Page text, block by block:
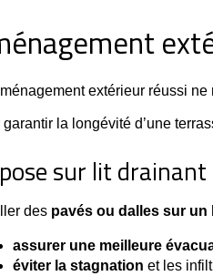
extérieur réussi
garantir la longévité d’une
sur lit
des pavés ou dalles sur un
assurer une meilleure
éviter la stagnation et les